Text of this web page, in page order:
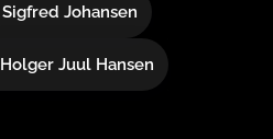
Sigfred Johansen
Holger Juul Hansen